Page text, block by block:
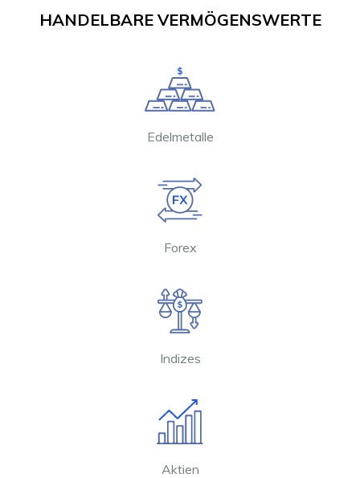
HANDELBARE VERMÖGENSWERTE
Edelmetalle
Forex
Indizes
Aktien